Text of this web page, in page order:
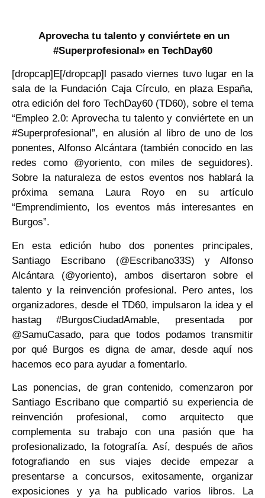
Aprovecha tu talento y conviértete en un
#Superprofesional» en TechDay60
[dropcap]E[/dropcap]l pasado viernes tuvo lugar en la
sala de la Fundación Caja Círculo, en plaza España,
otra edición del foro TechDay60 (TD60), sobre el tema
“Empleo 2.0: Aprovecha tu talento y conviértete en un
#Superprofesional”, en alusión al libro de uno de los
ponentes, Alfonso Alcántara (también conocido en las
redes como @yoriento, con miles de seguidores).
Sobre la naturaleza de estos eventos nos hablará la
próxima semana Laura Royo en su artículo
“Emprendimiento, los eventos más interesantes en
Burgos”.
En esta edición hubo dos ponentes principales,
Santiago Escribano (@Escribano33S) y Alfonso
Alcántara (@yoriento), ambos disertaron sobre el
talento y la reinvención profesional. Pero antes, los
organizadores, desde el TD60, impulsaron la idea y el
hastag #BurgosCiudadAmable, presentada por
@SamuCasado, para que todos podamos transmitir
por qué Burgos es digna de amar, desde aquí nos
hacemos eco para ayudar a fomentarlo.
Las ponencias, de gran contenido, comenzaron por
Santiago Escribano que compartió su experiencia de
reinvención profesional, como arquitecto que
complementa su trabajo con una pasión que ha
profesionalizado, la fotografía. Así, después de años
fotografiando en sus viajes decide empezar a
presentarse a concursos, exitosamente, organizar
exposiciones y ya ha publicado varios libros. La